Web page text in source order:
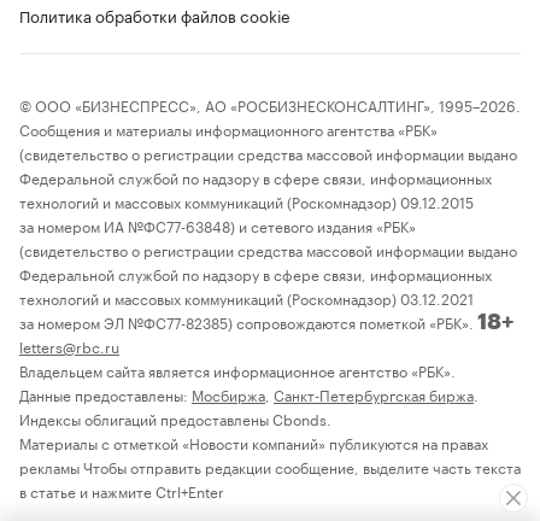
Политика обработки файлов cookie
© ООО «БИЗНЕСПРЕСС», АО «РОСБИЗНЕСКОНСАЛТИНГ», 1995–2026.
Сообщения и материалы информационного агентства «РБК»
(свидетельство о регистрации средства массовой информации выдано
Федеральной службой по надзору в сфере связи, информационных
технологий и массовых коммуникаций (Роскомнадзор) 09.12.2015
за номером ИА №ФС77-63848) и сетевого издания «РБК»
(свидетельство о регистрации средства массовой информации выдано
Федеральной службой по надзору в сфере связи, информационных
технологий и массовых коммуникаций (Роскомнадзор) 03.12.2021
за номером ЭЛ №ФС77-82385) сопровождаются пометкой «РБК». 18+
letters@rbc.ru
Владельцем сайта является информационное агентство «РБК».
Данные предоставлены: Мосбиржа Санкт-Петербургская биржа
Индексы облигаций предоставлены Cbonds.
Материалы с отметкой «Новости компаний» публикуются на правах
рекламы Чтобы отправить редакции сообщение, выделите часть текста
в статье и нажмите Ctrl+Enter